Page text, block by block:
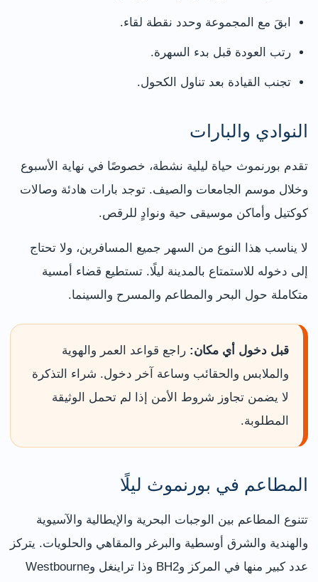
ابقَ مع المجموعة وحدد نقطة لقاء.
رتب العودة قبل بدء السهرة.
تجنب القيادة بعد تناول الكحول.
النوادي والبارات
تقدم بورنموث حياة ليلية نشطة، خصوصًا في نهاية الأسبوع
وخلال موسم الجامعات والصيف. توجد بارات هادئة وصالات
كوكتيل وأماكن موسيقى حية ونوادٍ للرقص.
لا يناسب هذا النوع من السهر جميع المسافرين، ولا تحتاج
إلى دخوله للاستمتاع بالمدينة ليلًا. تستطيع قضاء أمسية
متكاملة حول البحر والمطاعم والمسرح والسينما.
قبل دخول أي مكان: راجع قواعد العمر والهوية
والملابس والحقائب وساعة آخر دخول. شراء التذكرة
لا يضمن تجاوز شروط الأمن إذا لم تحمل الوثيقة
المطلوبة.
المطاعم في بورنموث ليلًا
تتنوع المطاعم بين الوجبات البحرية والإيطالية والآسيوية
والهندية والشرق أوسطية والبرغر والمقاهي والحلويات. يتركز
عدد كبير منها في المركز وBH2 وذا تراينغل وWestbourne